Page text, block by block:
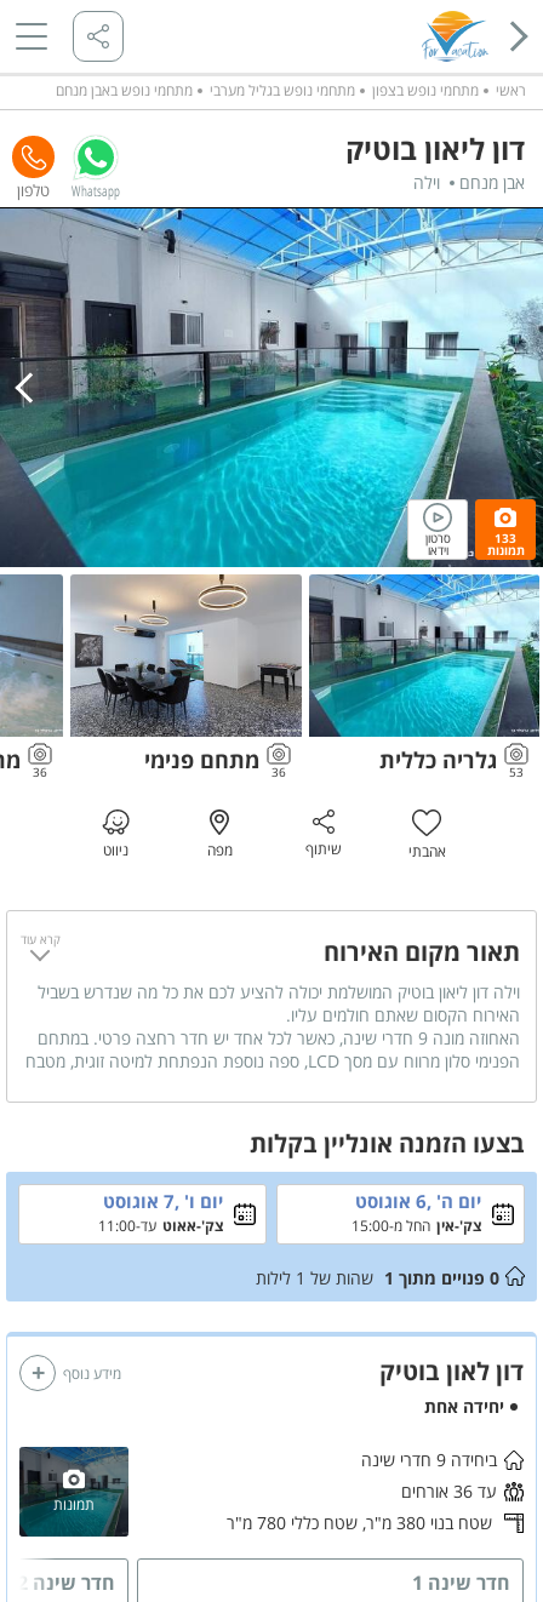
ראשי מתחמי נופש בצפון מתחמי נופש בגליל מערבי מתחמי נופש באבן מנחם
דון ליאון בוטיק
אבן מנחם וילה Whatsapp
133
תמונות
סרטון
וידאו
53 גלריה כללית 36 מתחם פנימי 36
אהבתי שיתוף מפה ניווט
תאור מקום האירוח
וילה דון ליאון בוטיק המושלמת יכולה להציע לכם את כל מה שנדרש בשביל
האירוח הקסום שאתם חולמים עליו.
האחוזה מונה 9 חדרי שינה, כאשר לכל אחד יש חדר רחצה פרטי. במתחם
הפנימי סלון מרווח עם מסך LCD, ספה נוספת הנפתחת למיטה זוגית, מטבח
מפנק, סאונה יבשה,חדר סנוקר ושולחן פינג פונג.
באמצע השבוע ניתן לשכור את המתחם גם לזוג -לא כולל חודשי יולי אוגוסט
קרא עוד
בצעו הזמנה אונליין בקלות
יום ה' ,6 אוגוסט
צק'-אין החל מ-15:00
יום ו' ,7 אוגוסט
צק'-אאוט עד-11:00
0 פנויים מתוך 1 שהות של 1 לילות
דון לאון בוטיק
יחידה אחת
תמונות
ביחידה 9 חדרי שינה
עד 36 אורחים
שטח בנוי 380 מ"ר,
שטח כללי 780 מ"ר
חדר שינה 1 חדר שינה 2
מידע נוסף